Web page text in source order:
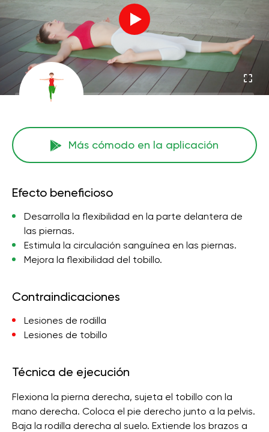
Más cómodo en la aplicación
Efecto beneficioso
Desarrolla la flexibilidad en la parte delantera de
las piernas.
Estimula la circulación sanguínea en las piernas.
Mejora la flexibilidad del tobillo.
Contraindicaciones
Lesiones de rodilla
Lesiones de tobillo
Técnica de ejecución
Flexiona la pierna derecha, sujeta el tobillo con la
mano derecha. Coloca el pie derecho junto a la pelvis.
Baja la rodilla derecha al suelo. Extiende los brazos a